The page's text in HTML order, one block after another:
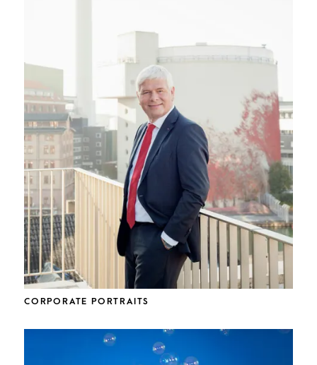
CORPORATE PORTRAITS